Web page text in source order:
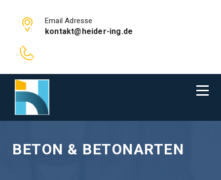
Email Adresse
kontakt@heider-ing.de
BETON & BETONARTEN